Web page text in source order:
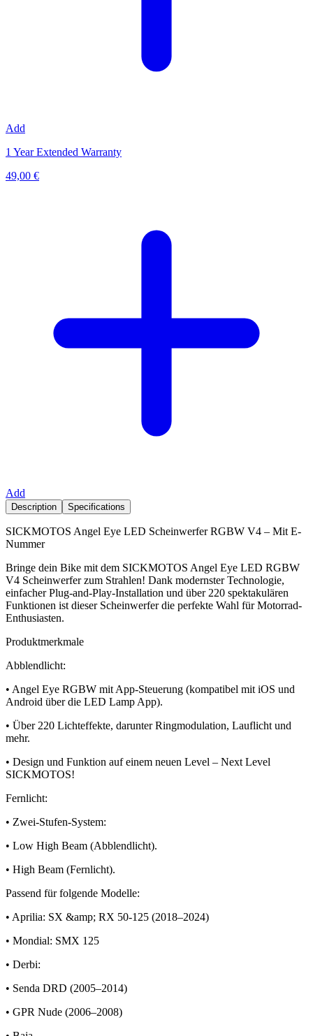
Add
1 Year Extended Warranty
49,00 €
Add
Description Specifications
SICKMOTOS Angel Eye LED Scheinwerfer RGBW V4 – Mit E-
Nummer
Bringe dein Bike mit dem SICKMOTOS Angel Eye LED RGBW
V4 Scheinwerfer zum Strahlen! Dank modernster Technologie,
einfacher Plug-and-Play-Installation und über 220 spektakulären
Funktionen ist dieser Scheinwerfer die perfekte Wahl für Motorrad-
Enthusiasten.
Produktmerkmale
Abblendlicht:
• Angel Eye RGBW mit App-Steuerung (kompatibel mit iOS und
Android über die LED Lamp App).
• Über 220 Lichteffekte, darunter Ringmodulation, Lauflicht und
mehr.
• Design und Funktion auf einem neuen Level – Next Level
SICKMOTOS!
Fernlicht:
• Zwei-Stufen-System:
• Low High Beam (Abblendlicht).
• High Beam (Fernlicht).
Passend für folgende Modelle:
• Aprilia: SX &amp; RX 50-125 (2018–2024)
• Mondial: SMX 125
• Derbi:
• Senda DRD (2005–2014)
• GPR Nude (2006–2008)